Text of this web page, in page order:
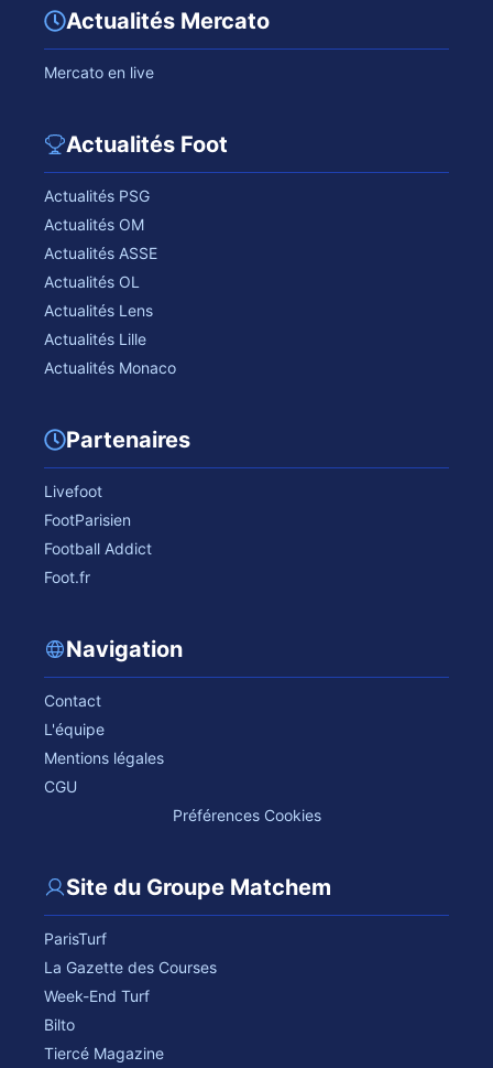
Actualités Mercato
Mercato en live
Actualités Foot
Actualités PSG
Actualités OM
Actualités ASSE
Actualités OL
Actualités Lens
Actualités Lille
Actualités Monaco
Partenaires
Livefoot
FootParisien
Football Addict
Foot.fr
Navigation
Contact
L'équipe
Mentions légales
CGU
Préférences Cookies
Site du Groupe Matchem
ParisTurf
La Gazette des Courses
Week-End Turf
Bilto
Tiercé Magazine